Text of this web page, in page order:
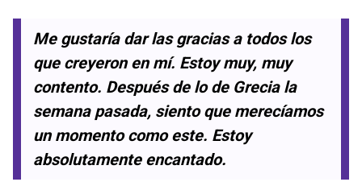
Me gustaría dar las gracias a todos los
que creyeron en mí. Estoy muy, muy
contento. Después de lo de Grecia la
semana pasada, siento que merecíamos
un momento como este. Estoy
absolutamente encantado.